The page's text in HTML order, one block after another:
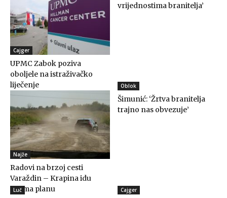
Cajger
UPMC Zabok poziva
oboljele na istraživačko
liječenje
vrijednostima branitelja’
Najže
Radovi na brzoj cesti
Varaždin – Krapina idu
prema planu
Oblok
Šimunić: ‘Žrtva branitelja
trajno nas obvezuje’
Luč Cajger